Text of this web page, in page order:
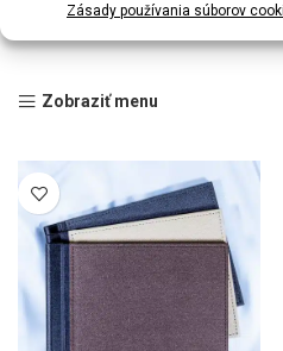
Zásady používania súborov
Zobraziť menu